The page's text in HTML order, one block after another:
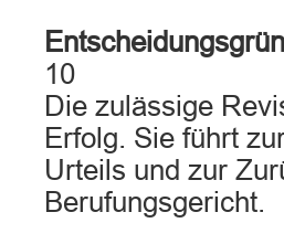
10
Die zulässige
Erfolg. Sie führt
Urteils und zur
Berufungsgericht.